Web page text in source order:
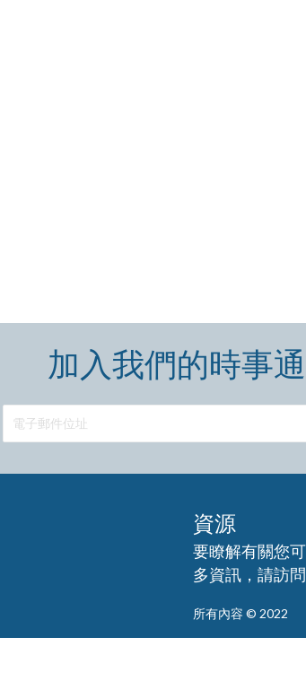
加入我們的時事
資源
要瞭解有關您
多資訊，請訪問
所有內容 © 2022